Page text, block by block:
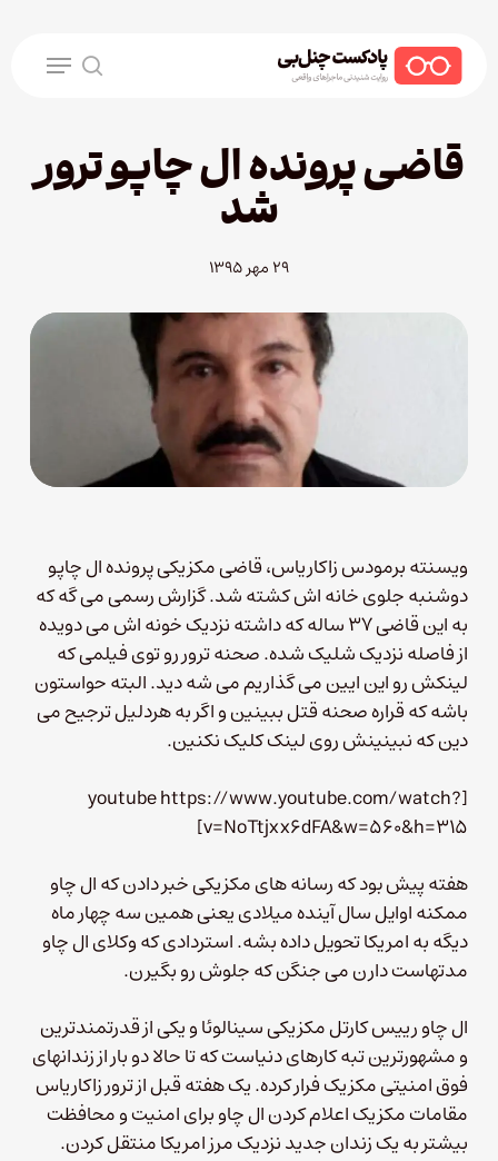
search
Menu
قاضی پرونده ال چاپو ترور
شد
۲۹ مهر ۱۳۹۵
ویسنته برمودس زاکاریاس، قاضی مکزیکی پرونده ال چاپو
دوشنبه جلوی خانه اش کشته شد. گزارش رسمی می گه که
به این قاضی ۳۷ ساله که داشته نزدیک خونه اش می دویده
از فاصله نزدیک شلیک شده. صحنه ترور رو توی فیلمی که
لینکش رو این ایین می گذاریم می شه دید. البته حواستون
باشه که قراره صحنه قتل ببینین و اگر به هردلیل ترجیح می
دین که نبینینش روی لینک کلیک نکنین.
[youtube https://www.youtube.com/watch?
v=NoTtjxx6dFA&w=560&h=315]
هفته پیش بود که رسانه های مکزیکی خبر دادن که ال چاو
ممکنه اوایل سال آینده میلادی یعنی همین سه چهار ماه
دیگه به امریکا تحویل داده بشه. استردادی که وکلای ال چاو
مدتهاست دارن می جنگن که جلوش رو بگیرن.
ال چاو رییس کارتل مکزیکی سینالوئا و یکی از قدرتمندترین
و مشهورترین تبه کارهای دنیاست که تا حالا دو بار از زندانهای
فوق امنیتی مکزیک فرار کرده. یک هفته قبل از ترور زاکاریاس
مقامات مکزیک اعلام کردن ال چاو برای امنیت و محافظت
بیشتر به یک زندان جدید نزدیک مرز امریکا منتقل کردن.